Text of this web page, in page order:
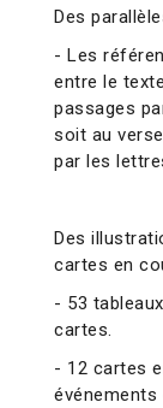
Des
- Les
entre le
passages
soit au
par les
Des
cartes en
- 53
cartes.
- 12 cartes
événements